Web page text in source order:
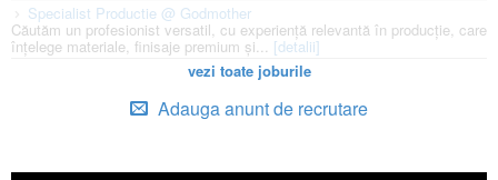
Specialist Productie @ Godmother
Căutăm un profesionist versatil, cu experiență relevantă în producție, care
înțelege materiale, finisaje premium și... [detalii]
vezi toate joburile
Adauga anunt de recrutare